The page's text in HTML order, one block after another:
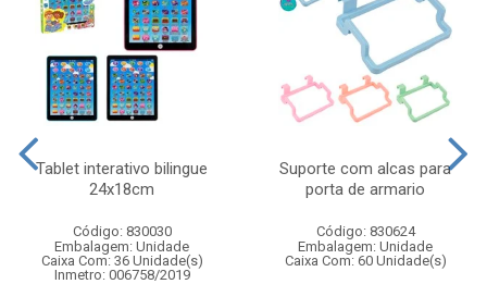
Tablet interativo bilingue
24x18cm
Código: 830030
Embalagem: Unidade
Caixa Com: 36 Unidade(s)
Inmetro: 006758/2019
Suporte com alcas para
porta de armario
Código: 830624
Embalagem: Unidade
Caixa Com: 60 Unidade(s)